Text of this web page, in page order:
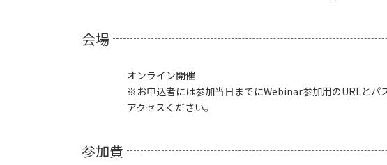
会場
オンライン開催
※お申込者には参加当日までにWebinar参加用のURLとパ
アクセスください。
参加費